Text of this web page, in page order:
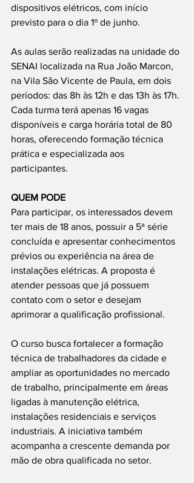
dispositivos elétricos, com início
previsto para o dia 1º de junho.
As aulas serão realizadas na unidade do
SENAI localizada na Rua João Marcon,
na Vila São Vicente de Paula, em dois
períodos: das 8h às 12h e das 13h às 17h.
Cada turma terá apenas 16 vagas
disponíveis e carga horária total de 80
horas, oferecendo formação técnica
prática e especializada aos
participantes.
QUEM PODE
Para participar, os interessados devem
ter mais de 18 anos, possuir a 5ª série
concluída e apresentar conhecimentos
prévios ou experiência na área de
instalações elétricas. A proposta é
atender pessoas que já possuem
contato com o setor e desejam
aprimorar a qualificação profissional.
O curso busca fortalecer a formação
técnica de trabalhadores da cidade e
ampliar as oportunidades no mercado
de trabalho, principalmente em áreas
ligadas à manutenção elétrica,
instalações residenciais e serviços
industriais. A iniciativa também
acompanha a crescente demanda por
mão de obra qualificada no setor.